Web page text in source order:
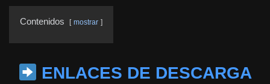
Contenidos mostrar
ENLACES DE DESCARGA